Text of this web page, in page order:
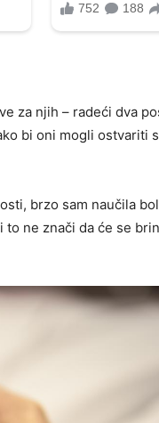
za njih – radeći dva
bi oni mogli ostvariti
brzo sam naučila
ne znači da će se